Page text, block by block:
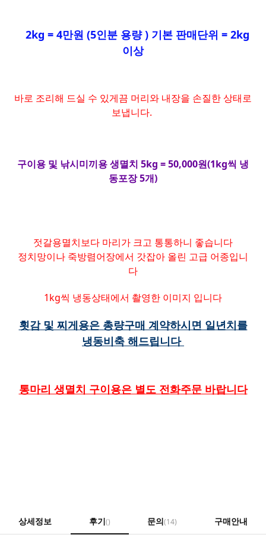
2kg = 4만원 (5인분 용량 ) 기본 판매단위 = 2kg
이상
바로 조리해 드실 수 있게끔 머리와 내장을 손질한 상태로
보냅니다.
구이용 및 낚시미끼용 생멸치 5kg = 50,000원(1kg씩 냉
동포장 5개)
젓갈용멸치보다 마리가 크고 통통하니 좋습니다
정치망이나 죽방렴어장에서 갓잡아 올린 고급 어종입니
다
1kg씩 냉동상태에서 촬영한 이미지 입니다
횟감 및 찌게용은 총량구매 계약하시면 일년치를
냉동비축 해드립니다
통마리 생멸치 구이용은 별도 전화주문 바랍니다
상세정보 후기() 문의(14) 구매안내